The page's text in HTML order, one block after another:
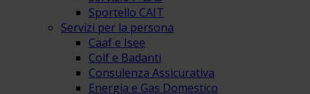
Sportello CAIT
Servizi per la persona
Caaf e Isee
Colf e Badanti
Consulenza Assicurativa
Energia e Gas Domestico